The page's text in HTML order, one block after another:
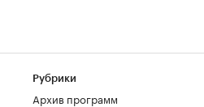
Рубрики
Архив программ